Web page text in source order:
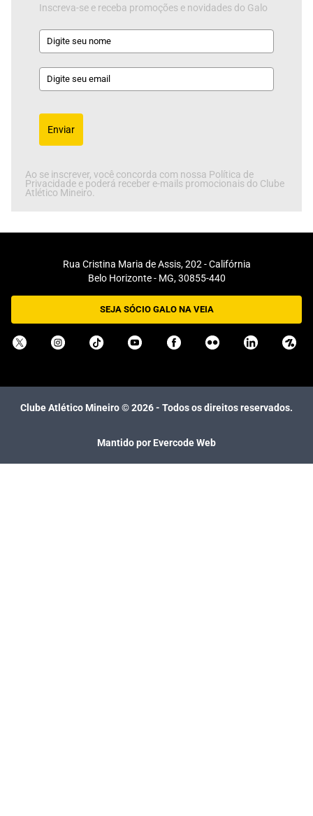
Inscreva-se e receba promoções e novidades do Galo
Enviar
Ao se inscrever, você concorda com nossa Política de
Privacidade e poderá receber e-mails promocionais do Clube
Atlético Mineiro.
Rua Cristina Maria de Assis, 202 - Califórnia
Belo Horizonte - MG, 30855-440
SEJA SÓCIO GALO NA VEIA
Clube Atlético Mineiro ©2026- Todos os direitos reservados.
Mantido por Evercode Web